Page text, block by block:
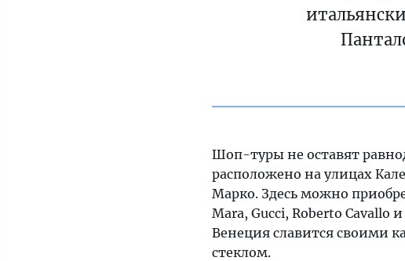
Шоп-туры не оставят
расположено на улицах
Марко. Здесь можно
Mara, Gucci, Roberto Cavallo
Венеция славится своими
стеклом.